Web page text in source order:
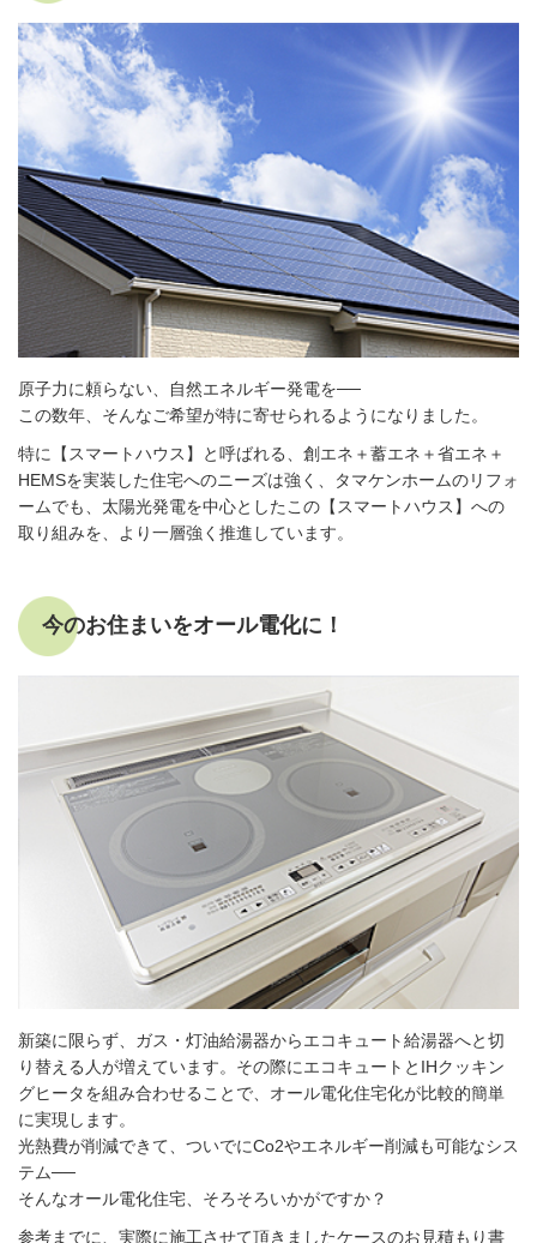
原子力に頼らない、自然エネルギー発電を──
この数年、そんなご希望が特に寄せられるようになりました。
特に【スマートハウス】と呼ばれる、創エネ＋蓄エネ＋省エネ＋
HEMSを実装した住宅へのニーズは強く、タマケンホームのリフォ
ームでも、太陽光発電を中心としたこの【スマートハウス】への
取り組みを、より一層強く推進しています。
今のお住まいをオール電化に！
新築に限らず、ガス・灯油給湯器からエコキュート給湯器へと切
り替える人が増えています。その際にエコキュートとIHクッキン
グヒータを組み合わせることで、オール電化住宅化が比較的簡単
に実現します。
光熱費が削減できて、ついでにCo2やエネルギー削減も可能なシス
テム──
そんなオール電化住宅、そろそろいかがですか？
参考までに、実際に施工させて頂きましたケースのお見積もり書